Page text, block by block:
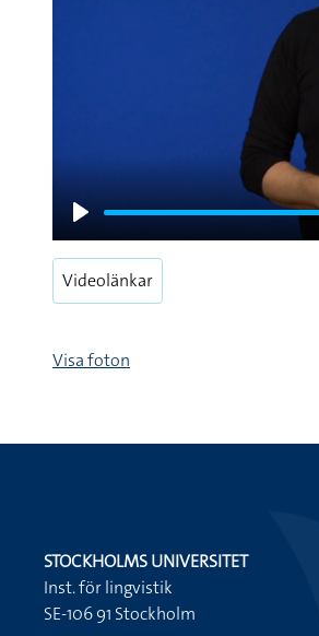
Play
Videolänkar
Visa foton
STOCKHOLMS UNIVERSITET
Inst. för lingvistik
SE-106 91 Stockholm